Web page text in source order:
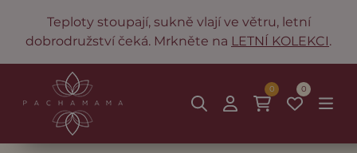
Teploty stoupají, sukně vlají ve větru, letní
dobrodružství čeká. Mrkněte na LETNÍ KOLEKCI.
0
0